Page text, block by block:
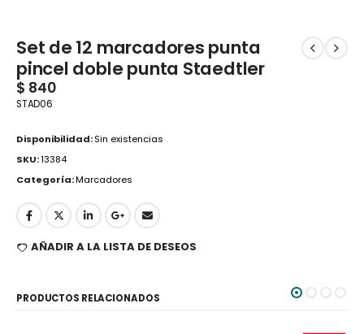
Set de 12 marcadores punta
pincel doble punta Staedtler
$ 840
STAD06
Disponibilidad:Sin existencias
SKU:13384
Categoría:Marcadores
AÑADIR A LA LISTA DE DESEOS
PRODUCTOS RELACIONADOS